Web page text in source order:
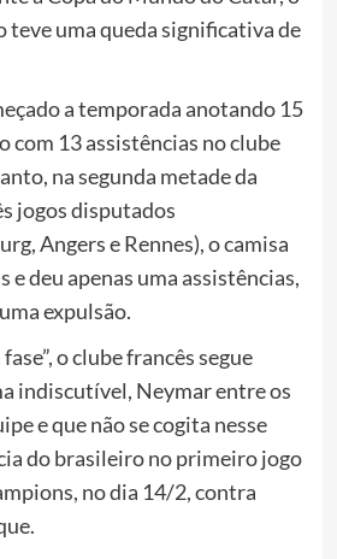
uma queda significativa de
a temporada anotando 15
com 13 assistências no clube
na segunda metade da
jogos disputados
Angers e Rennes), o camisa
e deu apenas uma assistências,
expulsão.
o clube francês segue
indiscutível, Neymar entre os
e que não se cogita nesse
do brasileiro no primeiro jogo
no dia 14/2, contra